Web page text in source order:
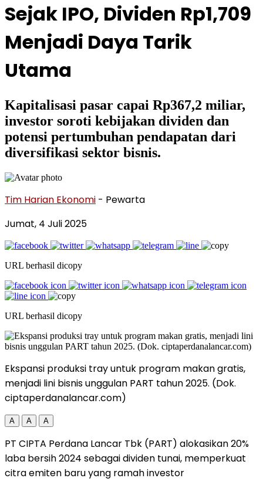
Sejak IPO, Dividen Rp1,709
Menjadi Daya Tarik
Utama
Kapitalisasi pasar capai Rp367,2 miliar,
investor soroti kebijakan dividen dan
potensi pertumbuhan pendapatan dari
diversifikasi sektor bisnis.
Tim Harian Ekonomi - Pewarta
Jumat, 4 Juli 2025
URL berhasil dicopy
URL berhasil dicopy
Ekspansi produksi tray untuk program makan gratis,
menjadi lini bisnis unggulan PART tahun 2025. (Dok.
ciptaperdanalancar.com)
A A A
PT CIPTA Perdana Lancar Tbk (PART) alokasikan 20%
laba bersih 2024 sebagai dividen tunai, memperkuat
citra emiten baru yang ramah investor